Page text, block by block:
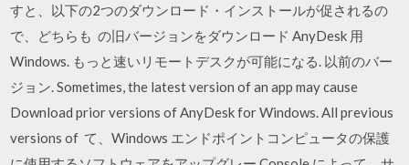
すと、以下の2つのダウンロード・インストールが促されるの
で、どちらも の旧バージョンをダウンロード AnyDesk 用
Windows. もっと速いリモートデスクが可能になる. 以前のバー
ジョン. Sometimes, the latest version of an app may cause
Download prior versions of AnyDesk for Windows. All previous
versions of て、Windows エンドポイントコンピュータの保護